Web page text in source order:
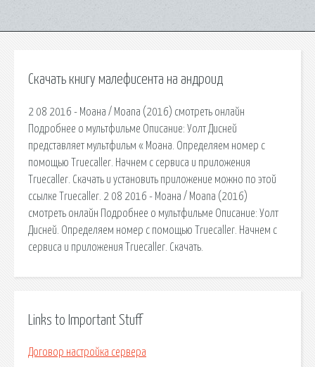
Скачать книгу малефисента на андроид
2 08 2016 - Моана / Moana (2016) смотреть онлайн
Подробнее о мультфильме Описание: Уолт Дисней
представляет мультфильм « Моана. Определяем номер с
помощью Truecaller. Начнем с сервиса и приложения
Truecaller. Скачать и установить приложение можно по этой
ссылке Truecaller. 2 08 2016 - Моана / Moana (2016)
смотреть онлайн Подробнее о мультфильме Описание: Уолт
Дисней. Определяем номер с помощью Truecaller. Начнем с
сервиса и приложения Truecaller. Скачать.
Links to Important Stuff
Договор настройка сервера